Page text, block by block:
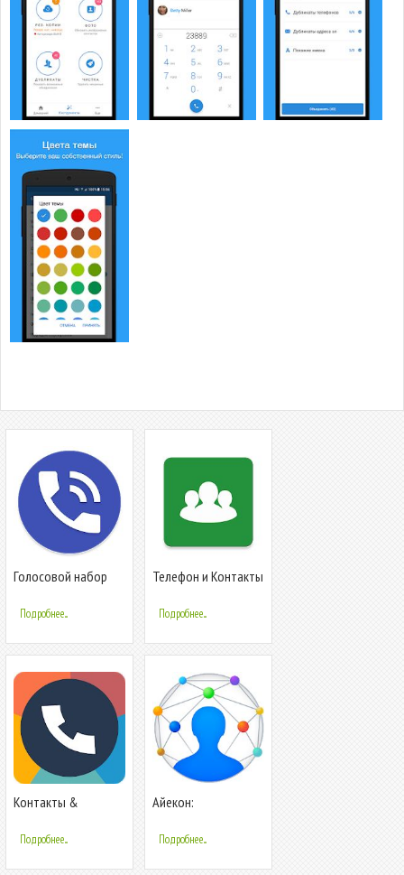
Голосовой набор
Подробнее...
Телефон и Контакты
edition
Подробнее...
Контакты &
Подробнее...
Айекон:
номера, вызовы и
контакты
Подробнее...